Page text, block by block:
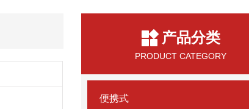
产品分类
PRODUCT CATEGORY
便携式